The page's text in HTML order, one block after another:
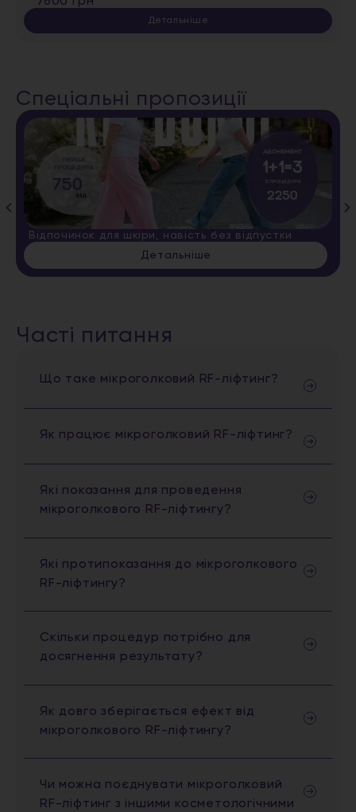
Детальніше
Спеціальні пропозиції
Відпочинок для шкіри, навість без відпустки
Детальніше
Часті питання
Що таке мікроголковий RF-ліфтинг?
Як працює мікроголковий RF-ліфтинг?
Які показання для проведення
мікроголкового RF-ліфтингу?
Які протипоказання до мікроголкового
RF-ліфтингу?
Скільки процедур потрібно для
досягнення результату?
Як довго зберігається ефект від
мікроголкового RF-ліфтингу?
Чи можна поєднувати мікроголковий
RF-ліфтинг з іншими косметологічними